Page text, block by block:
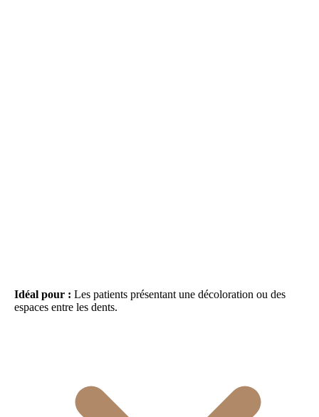
Idéal pour : Les patients présentant une décoloration ou des
espaces entre les dents.